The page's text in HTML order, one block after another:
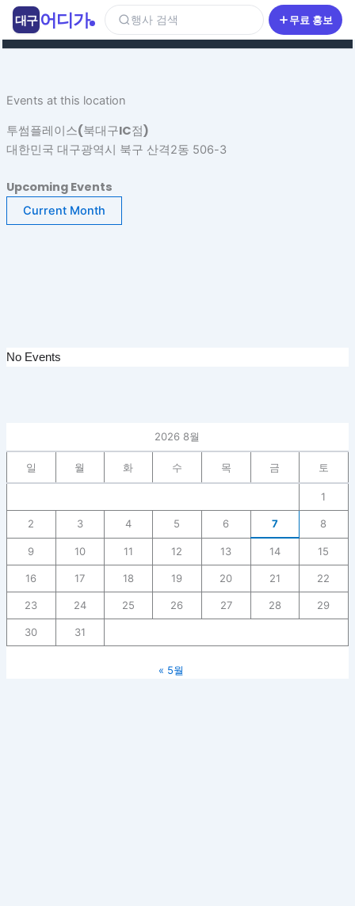
츠
너
뛰
Events at this location
투썸플레이스(북대구IC점)
대한민국 대구광역시 북구 산격2동 506-3
Upcoming Events
Current Month
No Events
2026 8월
일 월 화 수 목 금 토
1
2 3 4 5 6 7 8
9 10 11 12 13 14 15
16 17 18 19 20 21 22
23 24 25 26 27 28 29
30 31
« 5월
대구 어디가 행사 검색 무료 홍보